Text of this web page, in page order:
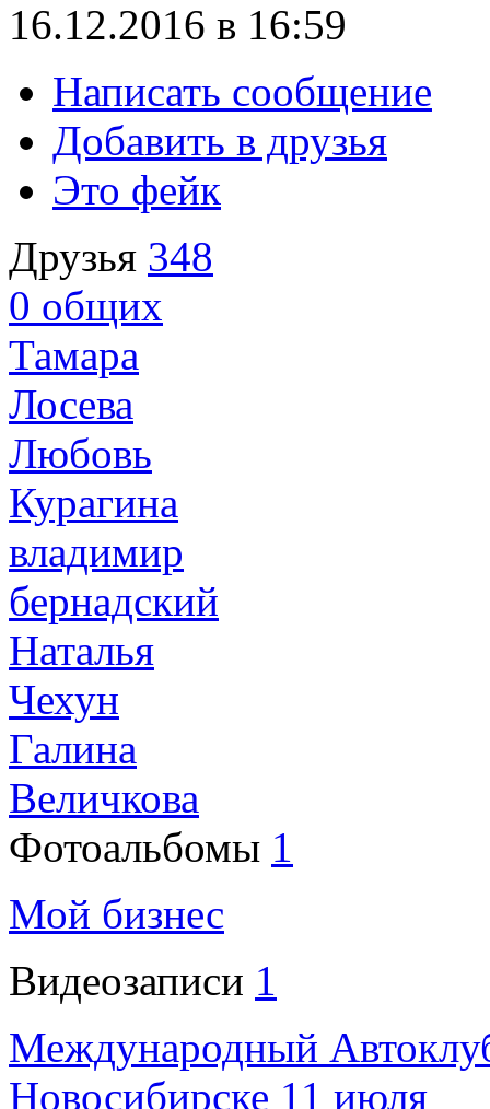
16.12.2016 в 16:59
Написать сообщение
Добавить в друзья
Это фейк
Друзья 348
0 общих
Тамара
Лосева
Любовь
Курагина
владимир
бернадский
Наталья
Чехун
Галина
Величкова
Фотоальбомы 1
Мой бизнес
Видеозаписи 1
Международный
Новосибирске 11 июля